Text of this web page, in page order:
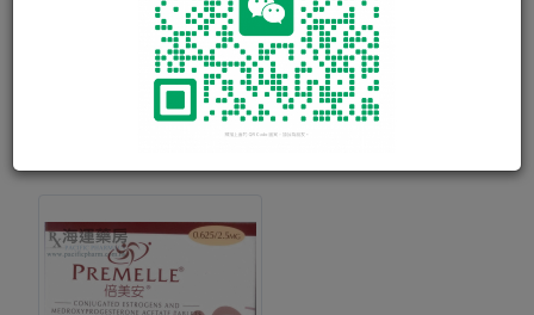
三安 TRI-REGOL COATED TAB